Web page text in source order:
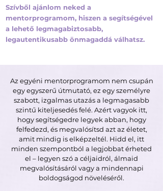
Szívből ajánlom neked a
mentorprogramom, hiszen a segítségével
a lehető legmagabiztosabb,
legautentikusabb önmagaddá válhatsz.
SZERETNÉD TUDNI MILYEN
CSODÁS ÉRZÉS...
Az egyéni mentorprogramom nem csupán
egy egyszerű útmutató, ez egy személyre
szabott, izgalmas utazás a legmagasabb
szintű kiteljesedés felé. Azért vagyok itt,
hogy segítségedre legyek abban, hogy
felfedezd, és megvalósítsd azt az életet,
amit mindig is elképzeltél. Hidd el, itt
minden szempontból a legjobbat érheted
el – legyen szó a céljaidról, álmaid
megvalósításáról vagy a mindennapi
boldogságod növeléséről.